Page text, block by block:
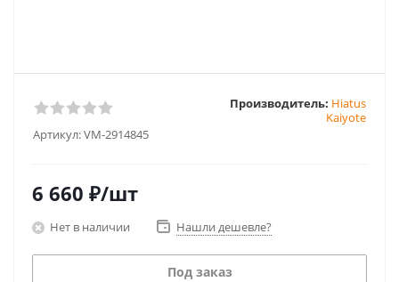
Артикул:VM-2914845
Производитель: Hiatus
Kaiyote
6 660 ₽/шт
Нет в наличии Нашли дешевле?
Под заказ